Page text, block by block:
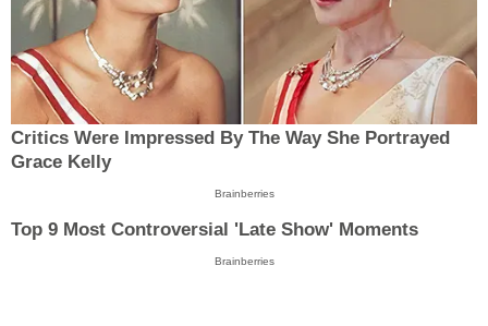
Critics Were Impressed By The Way She Portrayed
Grace Kelly
Brainberries
Top 9 Most Controversial 'Late Show' Moments
Brainberries